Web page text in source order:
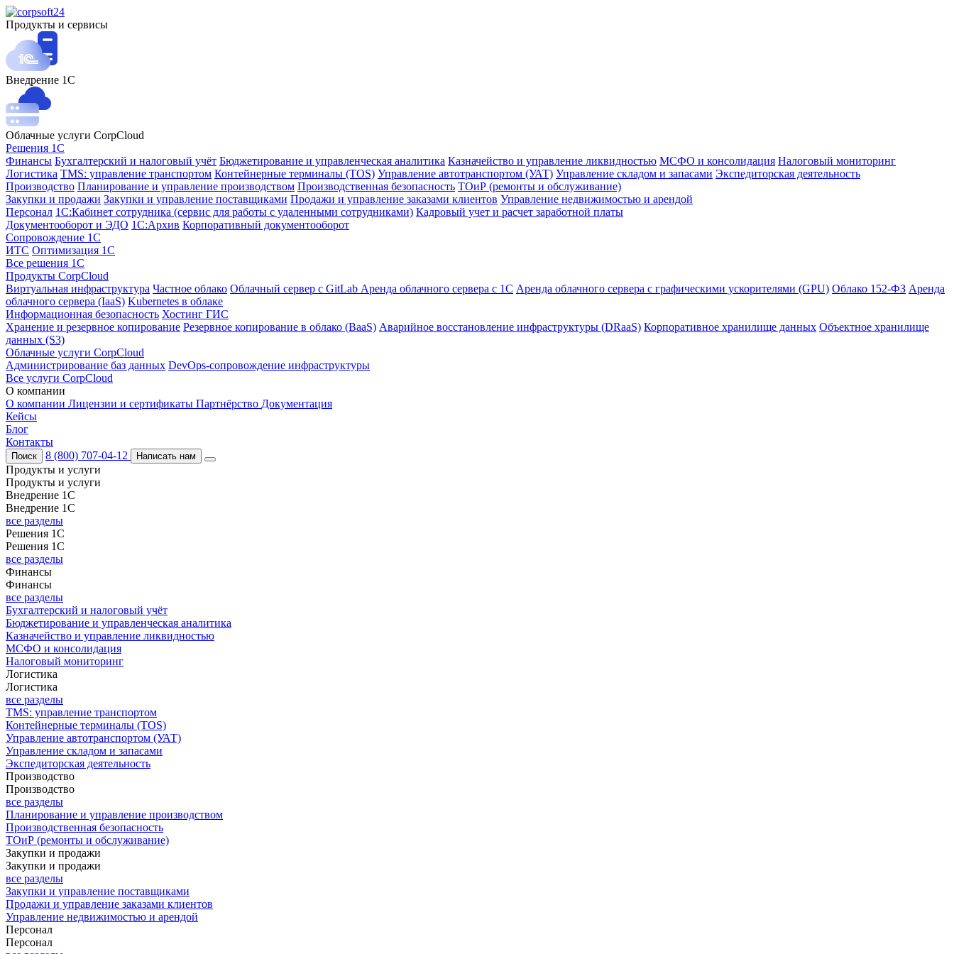
Продукты и сервисы
Внедрение 1С
Облачные услуги CorpCloud
Решения 1С
Финансы Бухгалтерский и налоговый учёт Бюджетирование и управленческая аналитика Казначейство и управление ликвидностью МСФО и консолидация Налоговый мониторинг
Логистика TMS: управление транспортом Контейнерные терминалы (TOS) Управление автотранспортом (УАТ) Управление складом и запасами Экспедиторская деятельность
Производство Планирование и управление производством Производственная безопасность ТОиР (ремонты и обслуживание)
Закупки и продажи Закупки и управление поставщиками Продажи и управление заказами клиентов Управление недвижимостью и арендой
Персонал 1С:Кабинет сотрудника (сервис для работы с удаленными сотрудниками) Кадровый учет и расчет заработной платы
Документооборот и ЭДО 1С:Архив Корпоративный документооборот
Сопровождение 1С
ИТС Оптимизация 1С
Все решения 1С
Продукты CorpCloud
Виртуальная инфраструктура Частное облако Облачный сервер с GitLab Аренда облачного сервера с 1С Аренда облачного сервера с графическими ускорителями (GPU) Облако 152-ФЗ Аренда
облачного сервера (IaaS) Kubernetes в облаке
Информационная безопасность Хостинг ГИС
Хранение и резервное копирование Резервное копирование в облако (BaaS) Аварийное восстановление инфраструктуры (DRaaS) Корпоративное хранилище данных Объектное хранилище
данных (S3)
Облачные услуги CorpCloud
Администрирование баз данных DevOps-сопровождение инфраструктуры
Все услуги CorpCloud
О компании
О компании Лицензии и сертификаты Партнёрство Документация
Кейсы
Блог
Контакты
Поиск 8 (800) 707-04-12 Написать нам
Продукты и услуги
Продукты и услуги
Внедрение 1С
Внедрение 1С
все разделы
Решения 1С
Решения 1С
все разделы
Финансы
Финансы
все разделы
Бухгалтерский и налоговый учёт
Бюджетирование и управленческая аналитика
Казначейство и управление ликвидностью
МСФО и консолидация
Налоговый мониторинг
Логистика
Логистика
все разделы
TMS: управление транспортом
Контейнерные терминалы (TOS)
Управление автотранспортом (УАТ)
Управление складом и запасами
Экспедиторская деятельность
Производство
Производство
все разделы
Планирование и управление производством
Производственная безопасность
ТОиР (ремонты и обслуживание)
Закупки и продажи
Закупки и продажи
все разделы
Закупки и управление поставщиками
Продажи и управление заказами клиентов
Управление недвижимостью и арендой
Персонал
Персонал